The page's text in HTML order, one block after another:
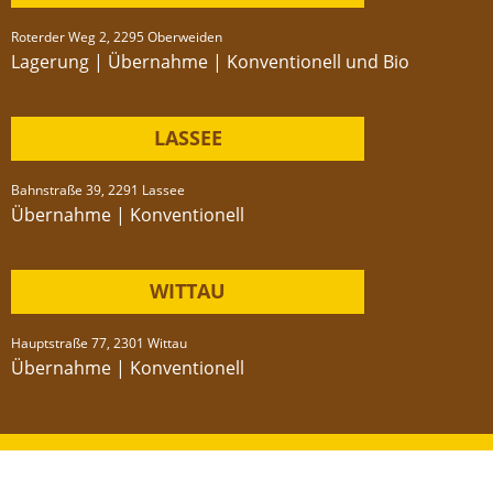
Roterder Weg 2, 2295 Oberweiden
Lagerung | Übernahme | Konventionell und Bio
LASSEE
Bahnstraße 39, 2291 Lassee
Übernahme | Konventionell
WITTAU
Hauptstraße 77, 2301 Wittau
Übernahme | Konventionell